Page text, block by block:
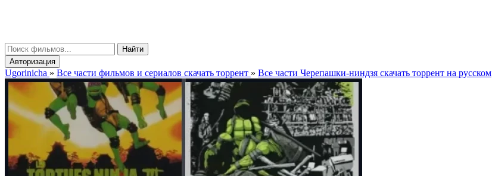
Найти
Авторизация
Ugorinicha » Все части фильмов и сериалов скачать торрент » Все части Черепашки-ниндзя скачать торрент на русском